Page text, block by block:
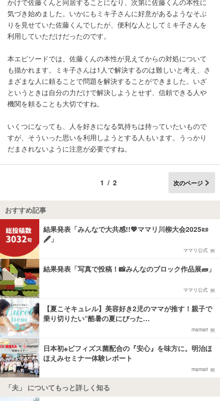
かけで佐藤くんと同居することになり、次第に佐藤くんの本性に
気づき始めました。いかにもミキ子さんに好意があるようなそぶ
りを見せていた佐藤くんでしたが、便利な人としてミキ子さんを
利用していただけだったのです。
本エピソードでは、佐藤くんの本性が見えてからの対処について
も描かれます。ミキ子さんは1人で解決するのは難しいと考え、さ
まざまな人に頼ることで問題を解決することができました。いざ
というときは自分の力だけで解決しようとせず、信頼できる人や
機関を頼ることも大切ですね。
いくつになっても、人を好きになる気持ちは持っていたいもので
すが、そういった思いを利用しようとする人もいます。うっかり
だまされないように注意が必要ですね。
1/2 次のページ
おすすめ記事
結果発表「みんなで大共感!!💖ママリ川柳大会2025📜
🖋️」
ママリ公式
結果発表「写真で投稿！📸みんなのブロック作品展🧱」
ママリ公式
【夏こそキュレル】美容好き2児のママが推す！親子で
乗り切りたい“酷暑の夏にぴった…
mamari
日本初※ビフィズス菌配合の『安心』を味方に。明治ほ
ほえみセミナー体験レポート
mamari
「夫」 についてもっと詳しく知る